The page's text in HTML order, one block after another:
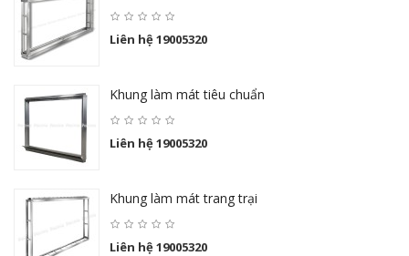
Liên hệ 19005320
Khung làm mát tiêu chuẩn
Liên hệ 19005320
Khung làm mát trang trại
Liên hệ 19005320